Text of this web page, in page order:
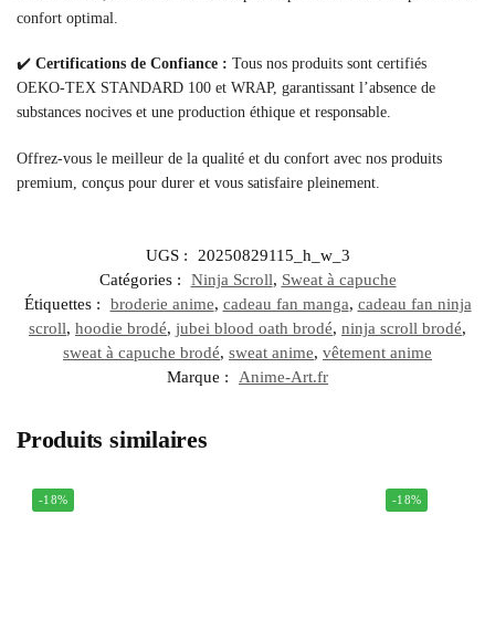
confort optimal.
✔️ Certifications de Confiance : Tous nos produits sont certifiés
OEKO-TEX STANDARD 100 et WRAP, garantissant l’absence de
substances nocives et une production éthique et responsable.
Offrez-vous le meilleur de la qualité et du confort avec nos produits
premium, conçus pour durer et vous satisfaire pleinement.
UGS :
20250829115_h_w_3
Catégories :
Ninja Scroll, Sweat à capuche
Étiquettes :
broderie anime, cadeau fan manga, cadeau fan ninja
scroll, hoodie brodé, jubei blood oath brodé, ninja scroll brodé,
sweat à capuche brodé, sweat anime, vêtement anime
Marque :
Anime-Art.fr
Produits similaires
-18% -18%